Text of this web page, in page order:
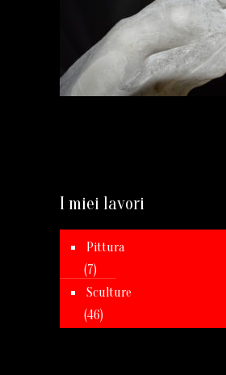
I miei lavori
Pittura
(7)
Sculture
(46)